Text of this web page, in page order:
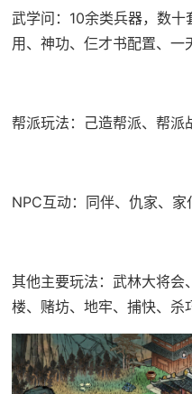
武学问：10余类兵器，数
用、神功、仨才书配置、一
帮派玩法：己造帮派、帮派
NPC互动：同伴、仇家、家
其他主要玩法：武林大将会
楼、赌坊、地牢、捕快、杀